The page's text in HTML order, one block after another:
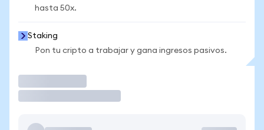
hasta 50x.
Staking
Pon tu cripto a trabajar y gana ingresos pasivos.